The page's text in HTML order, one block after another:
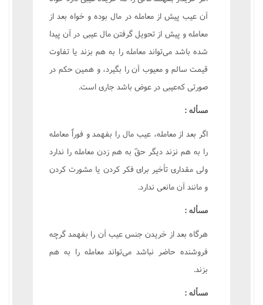
آن عيب پيش از معامله در مال بوده و خواه بعد از
معامله و پيش از تحويل گرفتن مال عيبى در آن پيدا
شده باشد مى‌تواند معامله را به هم بزند يا تفاوت
قيمت سالم و معيوب آن را بگيرد، و همين حکم در
صورتى که‌عيبى در عوض باشد جارى است.
مسأله :
اگر بعد از معامله، عيب مال را بفهمد و فوراً معامله
را به هم نزند ديگر حقّ به هم زدن معامله را ندارد
ولى مقدارى تأخير براى فکر کردن يا مشورت کردن
و مانند آن مانعى ندارد.
مسأله :
هرگاه بعد از خريدن جنس عيب آن را بفهمد گرچه
فروشنده حاضر نباشد مى‌تواند معامله را به هم
بزند.
مسأله :